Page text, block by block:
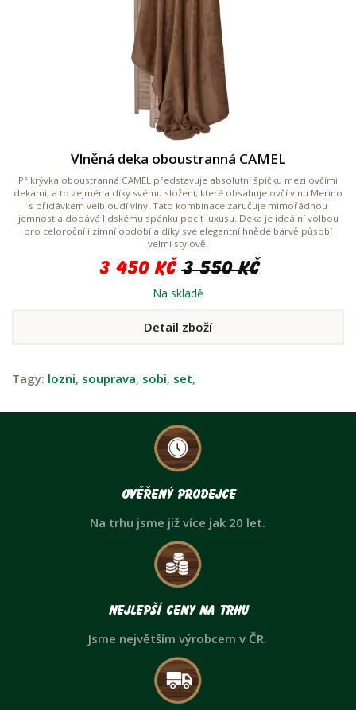
Vlněná deka oboustranná CAMEL
Přikrývka oboustranná CAMEL představuje absolutní špičku mezi ovčími
dekami, a to zejména díky svému složení, které obsahuje ovčí vlnu Merino
s přídávkem velbloudí vlny. Tato kombinace zaručuje mimořádnou
jemnost a dodává lidskému spánku pocit luxusu. Deka je ideální volbou
pro celoroční i zimní období a díky své elegantní hnědé barvě působí
velmi stylově.
3 450 Kč 3 550 Kč
Na skladě
Detail zboží
Tagy: lozni, souprava, sobi, set,
Ověřený prodejce
Na trhu jsme již více jak 20 let.
Nejlepší ceny na trhu
Jsme největším výrobcem v ČR.